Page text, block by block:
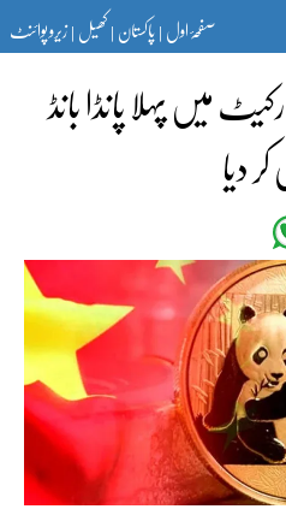
صفحۂ اول|پاکستان|کھیل|زیرو پوائنٹ
میں پہلا پانڈا بانڈ
دیا